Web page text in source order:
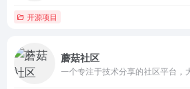
开源项目
蘑菇社区